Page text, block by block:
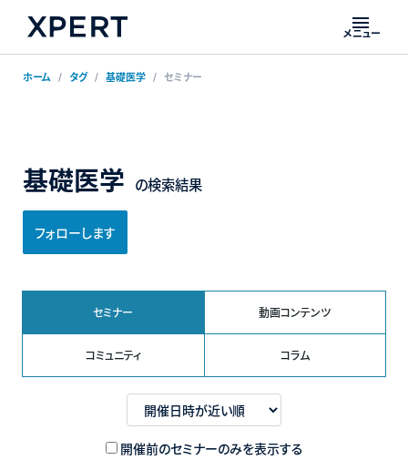
メニュー
ホーム タグ 基礎医学 セミナー
基礎医学 の検索結果
フォローします
セミナー 動画コンテンツ
コミュニティ コラム
開催前のセミナーのみを表示する